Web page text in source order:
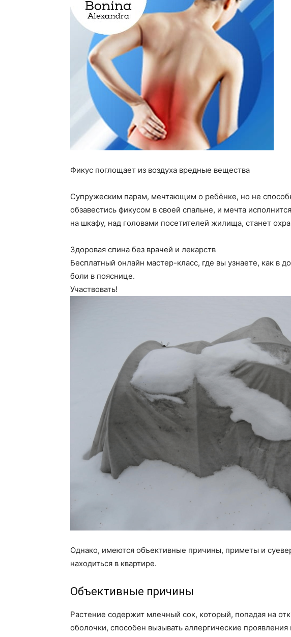
Фикус поглощает из воздуха вредные вещества
Супружеским парам, мечтающим о ребёнке, но не
обзавестись фикусом в своей спальне, и мечта
на шкафу, над головами посетителей жилища, станет
Здоровая спина без врачей и лекарств
Бесплатный онлайн мастер-класс, где вы узнаете, как в
боли в пояснице.
Участвовать!
Однако, имеются объективные причины, приметы и
находиться в квартире.
Объективные причины
Растение содержит млечный сок, который, попадая на
оболочки, способен вызывать аллергические